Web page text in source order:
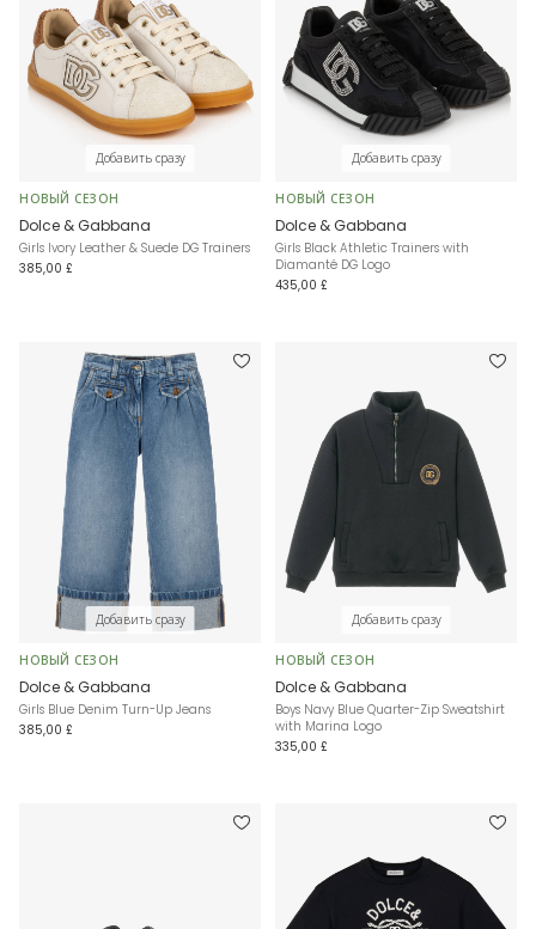
Добавить сразу
НОВЫЙ СЕЗОН
Dolce & Gabbana
Girls Ivory Leather & Suede DG Trainers
385,00 £
Добавить сразу
НОВЫЙ СЕЗОН
Dolce & Gabbana
Girls Black Athletic Trainers with
Diamanté DG Logo
435,00 £
Добавить сразу
НОВЫЙ СЕЗОН
Dolce & Gabbana
Girls Blue Denim Turn-Up Jeans
385,00 £
Добавить сразу
НОВЫЙ СЕЗОН
Dolce & Gabbana
Boys Navy Blue Quarter-Zip Sweatshirt
with Marina Logo
335,00 £